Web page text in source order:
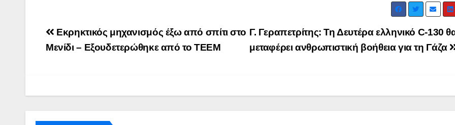
Post
navigation
Γ. Γεραπετρίτης: Τη Δευτέρα ελληνικό C-130
μεταφέρει ανθρωπιστική βοήθεια για τη Γάζα
Εκρηκτικός μηχανισμός έξω από σπίτι στο
Μενίδι – Εξουδετερώθηκε από το ΤΕΕΜ
ΠΕΡΙΒΑΛΛΟΝ ΡΕΠΟΡΤΑΖ ΒΙΝΤΕΟ ΤΑ ΣΚΟΥΠΙΔΙΑ ΡΕΠΟΡΤΑΖ ΒΙΝΤΕΟ